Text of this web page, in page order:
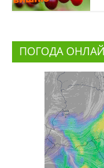
ПОГОДА